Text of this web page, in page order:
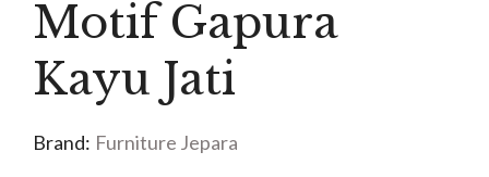
Motif Gapura
Kayu Jati
Brand: Furniture Jepara